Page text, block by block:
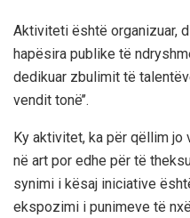
Aktiviteti është organizuar,
hapësira publike të
dedikuar zbulimit të
vendit tonë’’.
Ky aktivitet, ka për qëllim jo
në art por edhe për të
synimi i kësaj iniciative
ekspozimi i punimeve të